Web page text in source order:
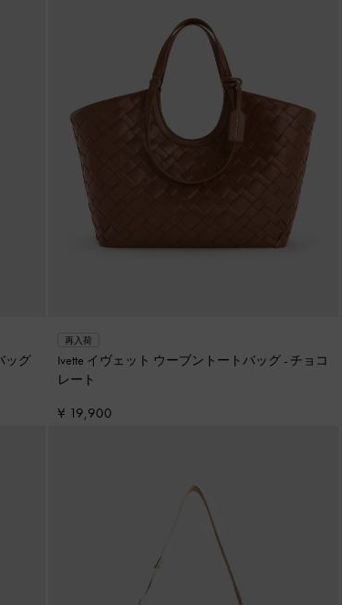
ッグ
再入荷
Ivette イヴェット ウーブントートバッグ - チョコ
レート
¥ 19,900